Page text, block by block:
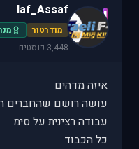
I
Iaf_Assaf
מודרטור
3,448 פוסטים
איזה מדהים
עושה רושם שהחברים
עבודה רצינית על סימ
כל הכבוד